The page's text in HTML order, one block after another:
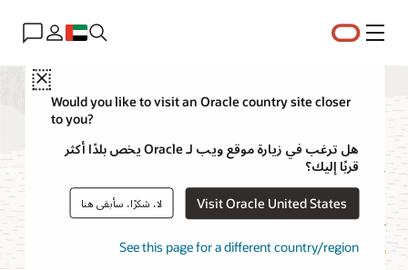
القائمة
Close
Would you like to visit an Oracle country site closer
to you?
هل ترغب في زيارة موقع ويب لـ Oracle يخص بلدًا أكثر
قربًا إليك؟
Visit Oracle United States لا، شكرًا، سأبقى هنا
See this page for a different country/region
MySQL Enterprise
Edition